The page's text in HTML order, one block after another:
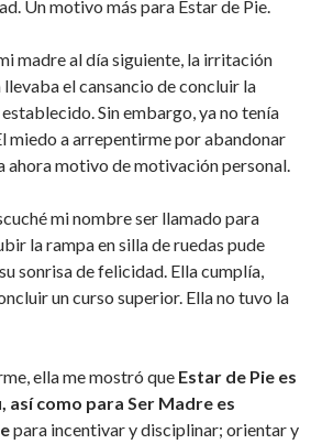
Un motivo más para Estar de Pie.
madre al día siguiente, la irritación
el cansancio de concluir la
Sin embargo, ya no tenía
miedo a arrepentirme por abandonar
ahora motivo de motivación personal.
mi nombre ser llamado para
la rampa en silla de ruedas pude
sonrisa de felicidad. Ella cumplía,
un curso superior. Ella no tuvo la
ella me mostró que Estar de Pie es
así como para Ser Madre es
para incentivar y disciplinar; orientar y